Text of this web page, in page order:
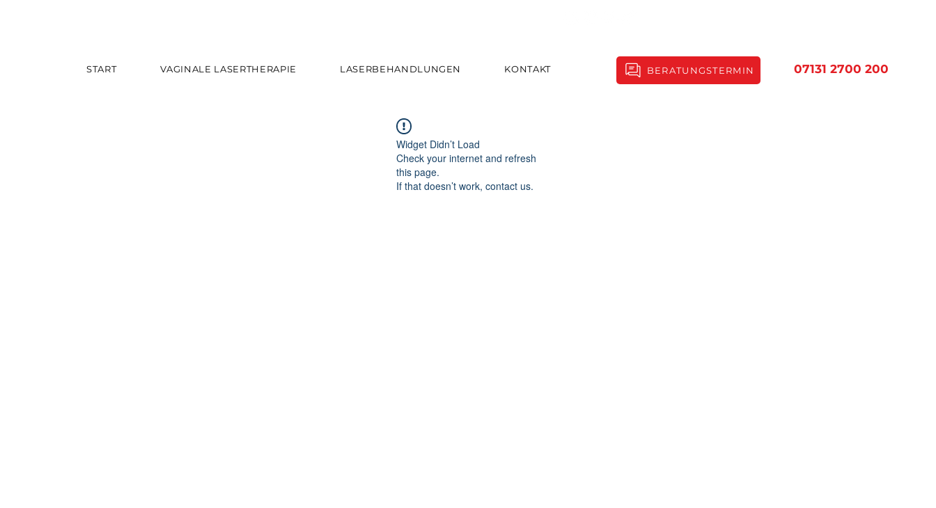
START VAGINALE LASERTHERAPIE LASERBEHANDLUNGEN KONTAKT BERATUNGSTERMIN 07131 2700 200
Widget Didn’t Load
Check your internet and refresh
this page.
If that doesn’t work, contact us.